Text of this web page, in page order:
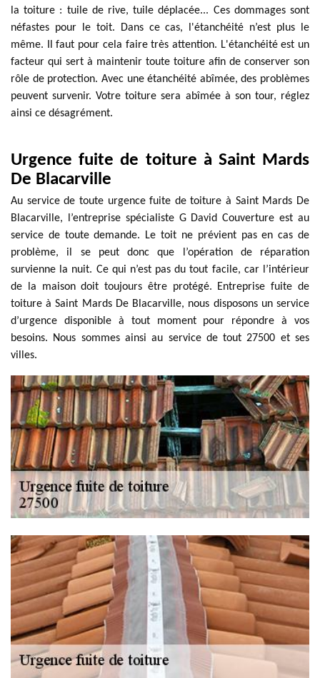
la toiture : tuile de rive, tuile déplacée... Ces dommages sont
néfastes pour le toit. Dans ce cas, l'étanchéité n’est plus le
même. Il faut pour cela faire très attention. L'étanchéité est un
facteur qui sert à maintenir toute toiture afin de conserver son
rôle de protection. Avec une étanchéité abîmée, des problèmes
peuvent survenir. Votre toiture sera abîmée à son tour, réglez
ainsi ce désagrément.
Urgence fuite de toiture à Saint Mards
De Blacarville
Au service de toute urgence fuite de toiture à Saint Mards De
Blacarville, l’entreprise spécialiste G David Couverture est au
service de toute demande. Le toit ne prévient pas en cas de
problème, il se peut donc que l’opération de réparation
survienne la nuit. Ce qui n’est pas du tout facile, car l’intérieur
de la maison doit toujours être protégé. Entreprise fuite de
toiture à Saint Mards De Blacarville, nous disposons un service
d’urgence disponible à tout moment pour répondre à vos
besoins. Nous sommes ainsi au service de tout 27500 et ses
villes.